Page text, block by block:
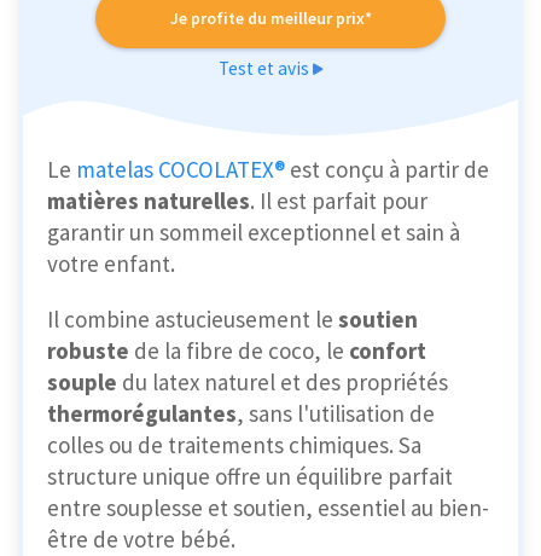
Je profite du meilleur prix*
Test et avis
Le matelas COCOLATEX® est conçu à partir de
matières naturelles. Il est parfait pour
garantir un sommeil exceptionnel et sain à
votre enfant.
Il combine astucieusement le soutien
robuste de la fibre de coco, le confort
souple du latex naturel et des propriétés
thermorégulantes, sans l'utilisation de
colles ou de traitements chimiques. Sa
structure unique offre un équilibre parfait
entre souplesse et soutien, essentiel au bien-
être de votre bébé.